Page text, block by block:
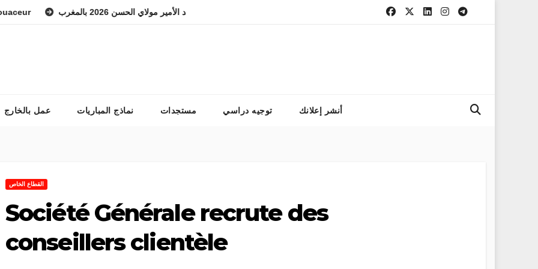
التسجيل في مباراة المعهد الوطني للفرس ولي العهد الأمير مولاي الحسن 2026 بالمغرب
عمل بالخارج نماذج المباريات مستجدات توجيه دراسي أنشر إعلانك
القطاع الخاص
Société Générale recrute des
conseillers clientèle